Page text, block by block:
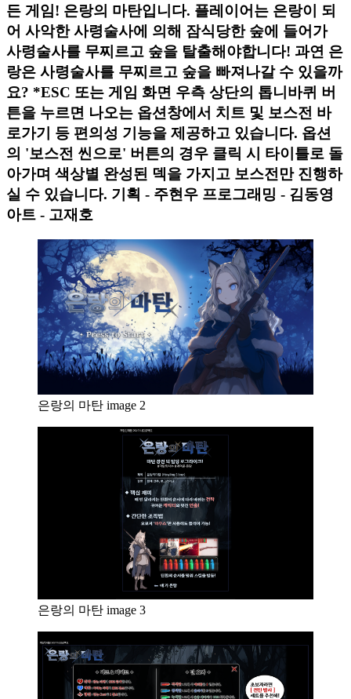
든 게임! 은랑의 마탄입니다. 플레이어는 은랑이 되
어 사악한 사령술사에 의해 잠식당한 숲에 들어가
사령술사를 무찌르고 숲을 탈출해야합니다! 과연 은
랑은 사령술사를 무찌르고 숲을 빠져나갈 수 있을까
요? *ESC 또는 게임 화면 우측 상단의 톱니바퀴 버
튼을 누르면 나오는 옵션창에서 치트 및 보스전 바
로가기 등 편의성 기능을 제공하고 있습니다. 옵션
의 '보스전 씬으로' 버튼의 경우 클릭 시 타이틀로 돌
아가며 색상별 완성된 덱을 가지고 보스전만 진행하
실 수 있습니다. 기획 - 주현우 프로그래밍 - 김동영
아트 - 고재호
은랑의 마탄 image 2
은랑의 마탄 image 3